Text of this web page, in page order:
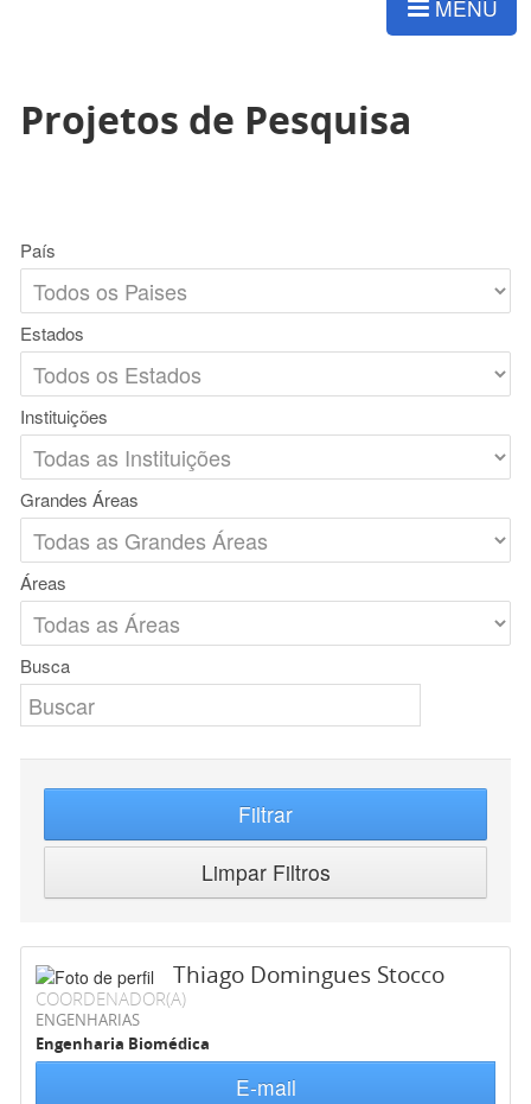
MENU
Projetos de Pesquisa
País
Estados
Instituições
Grandes Áreas
Áreas
Busca
Filtrar
Limpar Filtros
Thiago Domingues Stocco
COORDENADOR(A)
ENGENHARIAS
Engenharia Biomédica
E-mail